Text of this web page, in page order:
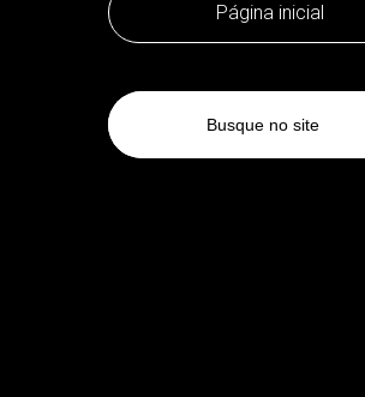
Página inicial